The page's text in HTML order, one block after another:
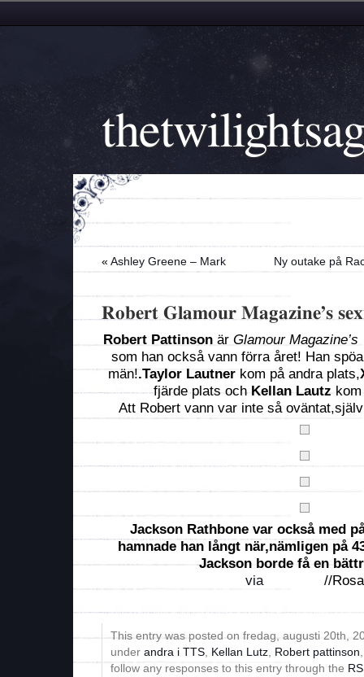
« Ashley Greene – Mark Ny outake på
Robert Glamour Magazine’s
Robert PattinsonärGlamour Magazine’s
som han också vann förra året! Han
män!.Taylor Lautner kom på andra plats,
fjärde plats och Kellan Lautz
Att Robert vann var inte så
Jackson Rathbone var också med
hamnade han långt när,nämligen på
Jackson borde få en
via//Rosa
This entry was posted on fredag, augusti 20th,
under andra i TTS Kellan Lutz Robert pattinson
follow any responses to this entry through the